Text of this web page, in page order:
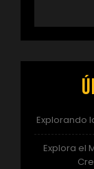
Explorando
Explora el